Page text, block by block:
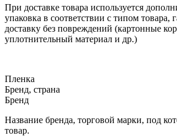
При доставке товара используется
упаковка в соответствии с типом товара,
доставку без повреждений (картонные
уплотнительный материал и др.)
Пленка
Бренд, страна
Бренд
Название бренда, торговой марки, под
товар.